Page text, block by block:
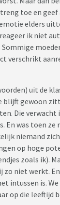
toe en
elders
ik niet
verschrikt
uit de
blijft gewoon
Die verwacht
En was toen ze
niemand
op hoge
zoals ik).
zo niet werkt.
intussen is.
op die leeftijd